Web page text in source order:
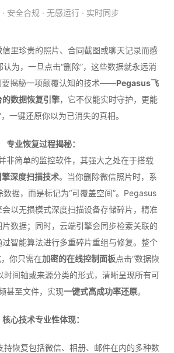
安全合规 · 无感运行 · 实时同步
里珍贵的照片、合同截图或聊天记录而感
为，一旦点击“删除”，这些数据就永远消
要揭秘一项颠覆认知的技术——Pegasus飞
数据恢复引擎，它不仅能实时守护，更能
一键还原你以为已消失的真相。
专业恢复过程揭秘：
非简单的监控软件，其强大之处在于搭载
深度扫描技术。当你删除微信照片时，系
据，而是标记为“可覆盖空间”。Pegasus
以无损模式深度扫描设备存储碎片，精准
数据；同时，云端引擎会同步检索关联的
智能算法进行多重碎片重组与修复。整个
你只需在加密的在线控制面板点击“数据恢
时间轴或来源分类的形式，清晰呈现所有可
甚至文件，实现一键式高成功率还原。
核心技术专业性体现：
持恢复包括微信、相册、邮件在内的多种数